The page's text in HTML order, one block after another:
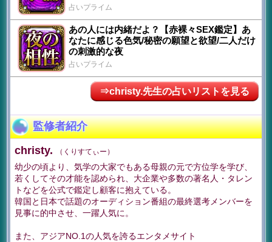
占いプライム
あの人には内緒だよ？【赤裸々SEX鑑定】あ
なたに感じる色気/秘密の願望と欲望/二人だけ
の刺激的な夜
占いプライム
⇒christy.先生の占いリストを見る
監修者紹介
christy. （くりすてぃー）
幼少の頃より、気学の大家でもある母親の元で方位学を学び、
若くしてその才能を認められ、大企業や多数の著名人・タレン
トなどを公式で鑑定し顧客に抱えている。
韓国と日本で話題のオーディション番組の最終選考メンバーを
見事に的中させ、一躍人気に。
また、アジアNO.1の人気を誇るエンタメサイト